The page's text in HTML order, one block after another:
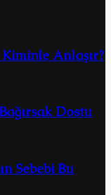
Anlaşır?
Dostu
Sebebi Bu